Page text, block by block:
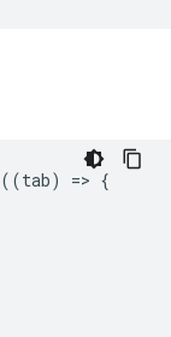
((tab) => {